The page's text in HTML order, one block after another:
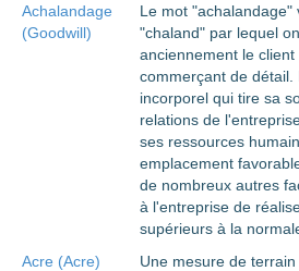
Achalandage
(Goodwill)
Le mot "achalandage"
"chaland" par lequel
anciennement le
commerçant de détail.
incorporel qui tire sa
relations de
ses ressources
emplacement
de nombreux autres
à l'entreprise de
supérieurs à la
Acre (Acre)
Une mesure de